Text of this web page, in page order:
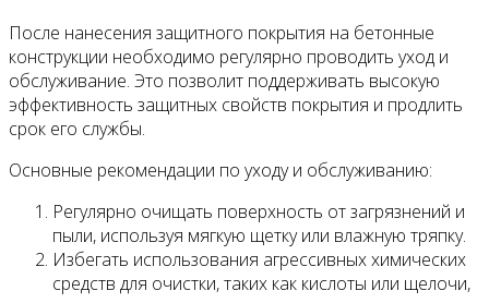
После нанесения защитного покрытия на бетонные
конструкции необходимо регулярно проводить уход и
обслуживание. Это позволит поддерживать высокую
эффективность защитных свойств покрытия и продлить
срок его службы.
Основные рекомендации по уходу и обслуживанию:
Регулярно очищать поверхность от загрязнений и
пыли, используя мягкую щетку или влажную тряпку.
Избегать использования агрессивных химических
средств для очистки, таких как кислоты или щелочи,